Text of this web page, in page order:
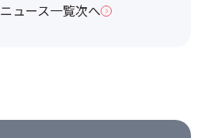
ニュース一覧次へ